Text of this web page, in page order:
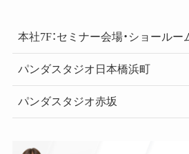
本社7F：セミナー会場・ショールー
パンダスタジオ日本橋浜町
パンダスタジオ赤坂